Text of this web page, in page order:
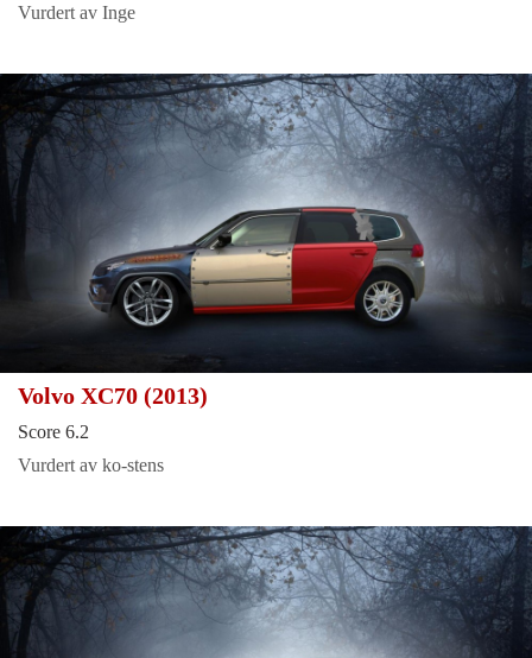
Vurdert av Inge
Volvo XC70 (2013)
Score 6.2
Vurdert av ko-stens